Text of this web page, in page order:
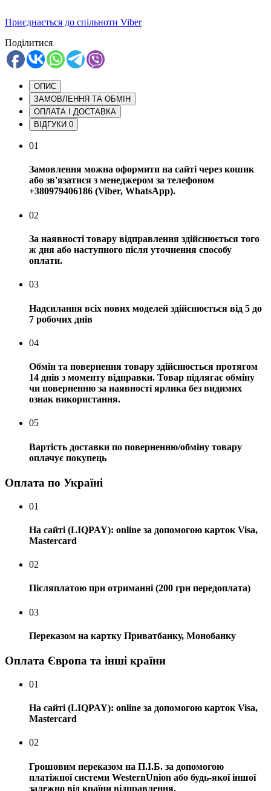
Приєднається до спільноти Viber
Поділитися
ОПИС
ЗАМОВЛЕННЯ ТА ОБМІН
ОПЛАТА І ДОСТАВКА
ВІДГУКИ 0
01
Замовлення можна оформити на сайті через кошик
або зв'язатися з менеджером за телефоном
+380979406186 (Viber, WhatsApp).
02
За наявності товару відправлення здійснюється того
ж дня або наступного після уточнення способу
оплати.
03
Надсилання всіх нових моделей здійснюється від 5 до
7 робочих днів
04
Обмін та повернення товару здійснюється протягом
14 днів з моменту відправки. Товар підлягає обміну
чи поверненню за наявності ярлика без видимих ​​
ознак використання.
05
Вартість доставки по поверненню/обміну товару
оплачує покупець
Оплата по Україні
01
На сайті (LIQPAY): online за допомогою карток Visa,
Mastercard
02
Післяплатою при отриманні (200 грн передоплата)
03
Переказом на картку Приватбанку, Монобанку
Оплата Європа та інші країни
01
На сайті (LIQPAY): online за допомогою карток Visa,
Mastercard
02
Грошовим переказом на П.І.Б. за допомогою
платіжної системи WesternUnion або будь-якої іншої
залежно від країни відправлення.